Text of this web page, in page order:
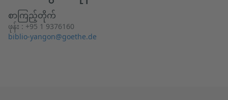
စာကြည့်တိုက်
ဖုန်း : +95 1 9376160
biblio-yangon@goethe.de